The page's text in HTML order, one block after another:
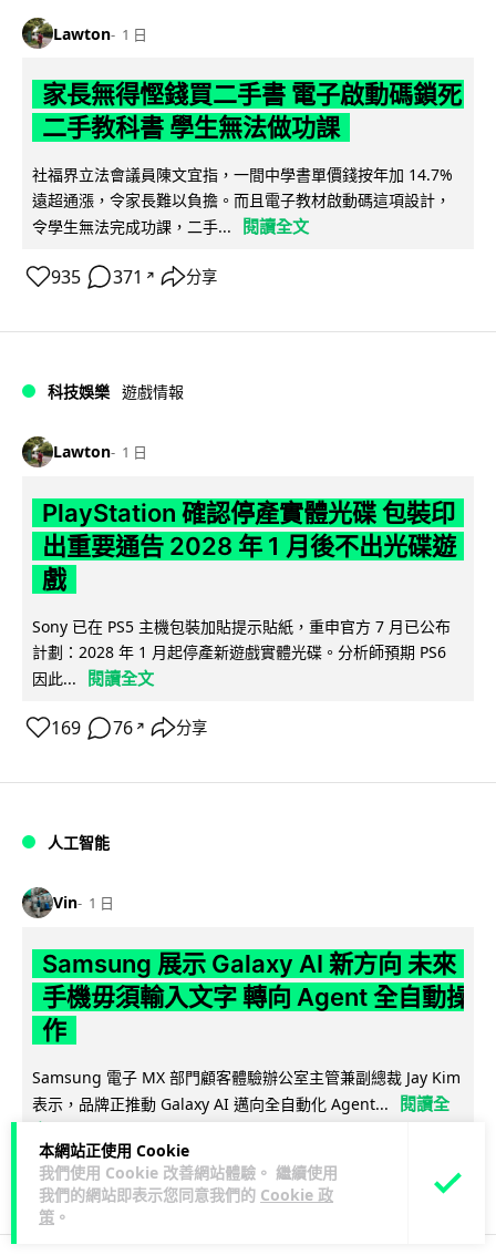
本網站正使用 Cookie
我們使用 Cookie 改善網站體驗。 繼續使用
我們的網站即表示您同意我們的 Cookie 政
策 。
Lawton 1 日
家長無得慳錢買二手書 電子啟動碼鎖死
二手教科書 學生無法做功課
社福界立法會議員陳文宜指，一間中學書單價錢按年加 14.7%
遠超通漲，令家長難以負擔。而且電子教材啟動碼這項設計，
令學生無法完成功課，二手...
閱讀全文
935 371 ↗ 分享
科技娛樂 遊戲情報
Lawton 1 日
PlayStation 確認停產實體光碟 包裝印
出重要通告 2028 年 1 月後不出光碟遊
戲
Sony 已在 PS5 主機包裝加貼提示貼紙，重申官方 7 月已公布
計劃：2028 年 1 月起停產新遊戲實體光碟。分析師預期 PS6
因此...
閱讀全文
169 76 ↗ 分享
人工智能
Vin 1 日
Samsung 展示 Galaxy AI 新方向 未來
手機毋須輸入文字 轉向 Agent 全自動操
作
Samsung 電子 MX 部門顧客體驗辦公室主管兼副總裁 Jay Kim
表示，品牌正推動 Galaxy AI 邁向全自動化 Agent...
閱讀全
文
27 4 ↗ 分享